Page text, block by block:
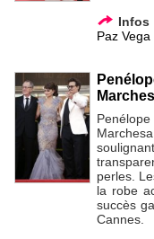
Infos
Paz Vega
perles.
la robe
succès
Cannes.